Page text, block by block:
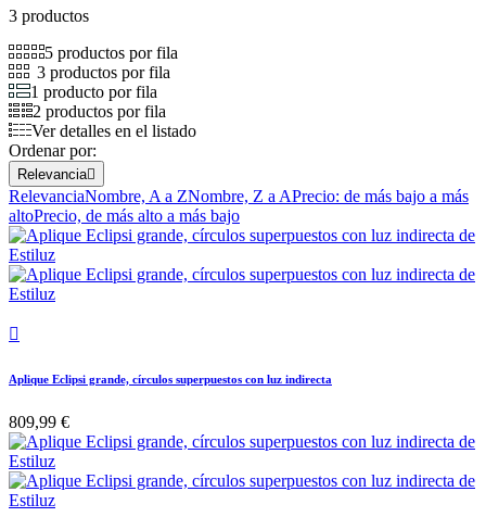
3 productos
5 productos por fila
3 productos por fila
1 producto por fila
2 productos por fila
Ver detalles en el listado
Ordenar por:
Relevancia
RelevanciaNombre, A a ZNombre, Z a APrecio: de más bajo a más
altoPrecio, de más alto a más bajo

Aplique Eclipsi grande, círculos superpuestos con luz indirecta
809,99 €